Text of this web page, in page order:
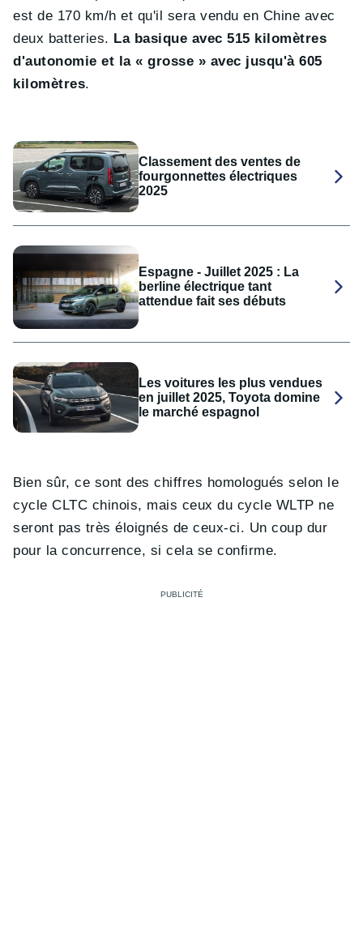
est de 170 km/h et qu'il sera vendu en Chine avec
deux batteries. La basique avec 515 kilomètres
d'autonomie et la « grosse » avec jusqu'à 605
kilomètres.
Classement des ventes de
fourgonnettes électriques
2025
Espagne - Juillet 2025 : La
berline électrique tant
attendue fait ses débuts
Les voitures les plus vendues
en juillet 2025, Toyota domine
le marché espagnol
Bien sûr, ce sont des chiffres homologués selon le
cycle CLTC chinois, mais ceux du cycle WLTP ne
seront pas très éloignés de ceux-ci. Un coup dur
pour la concurrence, si cela se confirme.